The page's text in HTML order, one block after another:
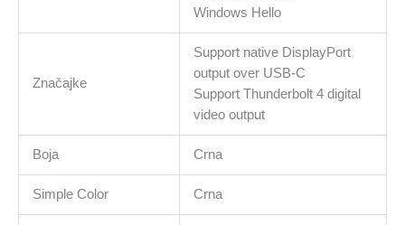
Windows Hello
Značajke
Support native DisplayPort
output over USB‑C
Support Thunderbolt 4 digital
video output
Boja Crna
Simple Color Crna